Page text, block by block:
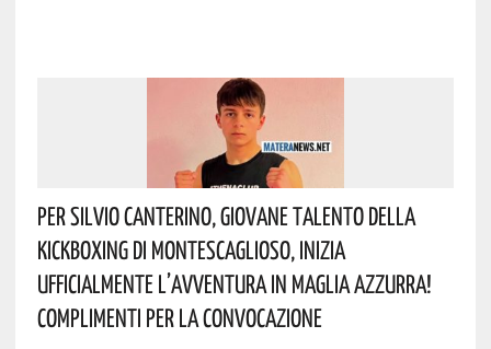
Per Silvio Canterino, Giovane Talento Della
Kickboxing Di Montescaglioso, Inizia
Ufficialmente L’avventura In Maglia Azzurra!
Complimenti Per La Convocazione